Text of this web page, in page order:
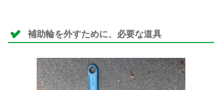
補助輪を外すために、必要な道具